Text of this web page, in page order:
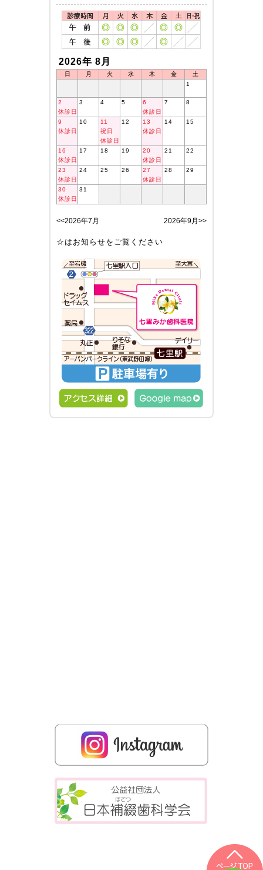
2026年 8月
日 月 火 水 木 金
土
1
2
休診日
3 4 5
6
休診日
7 8
9
休診日
10
11
祝日
休診日
12
13
休診日
14 15
16
休診日
17 18 19
20
休診日
21 22
23
休診日
24 25 26
27
休診日
28 29
30
休診日
31
<<2026年7月 2026年9月>>
☆はお知らせをご覧ください